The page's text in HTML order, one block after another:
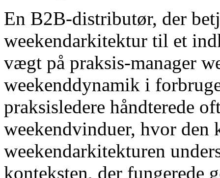
En B2B-distributør, der
weekendarkitektur til et
vægt på praksis-manager
weekenddynamik i
praksisledere håndterede
weekendvinduer, hvor
weekendarkitekturen
konteksten, der fungerede